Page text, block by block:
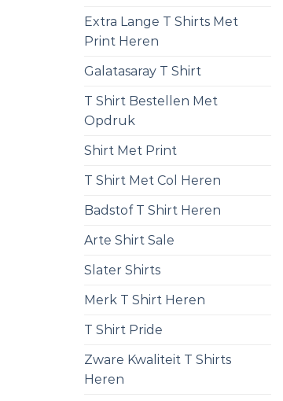
Extra Lange T Shirts Met
Print Heren
Galatasaray T Shirt
T Shirt Bestellen Met
Opdruk
Shirt Met Print
T Shirt Met Col Heren
Badstof T Shirt Heren
Arte Shirt Sale
Slater Shirts
Merk T Shirt Heren
T Shirt Pride
Zware Kwaliteit T Shirts
Heren